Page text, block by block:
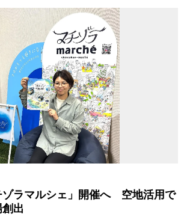
ゾラマルシェ」開催へ 空地活用で
出